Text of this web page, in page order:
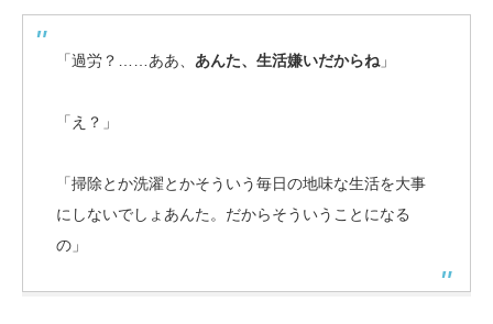
「過労？……ああ、 あんた、生活嫌いだからね 」
「え？」
「掃除とか洗濯とかそういう毎日の地味な生活を大事
にしないでしょあんた。だからそういうことになる
の」